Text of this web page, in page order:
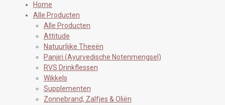
s
t
a
t
s
A
p
p
Home
Alle Producten
Alle Producten
Attitude
Natuurlijke Theeën
Panjiri (Ayurvedische Notenmengsel)
RVS Drinkflessen
Wikkels
Supplementen
Zonnebrand, Zalfjes & Oliën